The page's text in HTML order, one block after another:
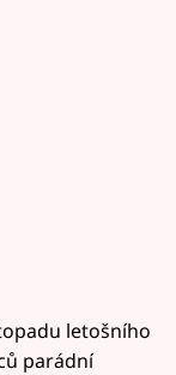
letošního
parádní